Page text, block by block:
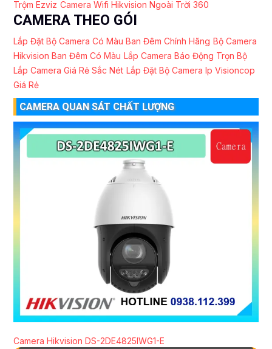
Trộm Ezviz Camera Wifi Hikvision Ngoài Trời 360
CAMERA THEO GÓI
Lắp Đặt Bộ Camera Có Màu Ban Đêm Chính Hãng Bộ Camera
Hikvision Ban Đêm Có Màu Lắp Camera Báo Động Trọn Bộ
Lắp Camera Giá Rẻ Sắc Nét Lắp Đặt Bộ Camera Ip Visioncop
Giá Rẻ
CAMERA QUAN SÁT CHẤT LƯỢNG
Camera Hikvision DS-2DE4825IWG1-E